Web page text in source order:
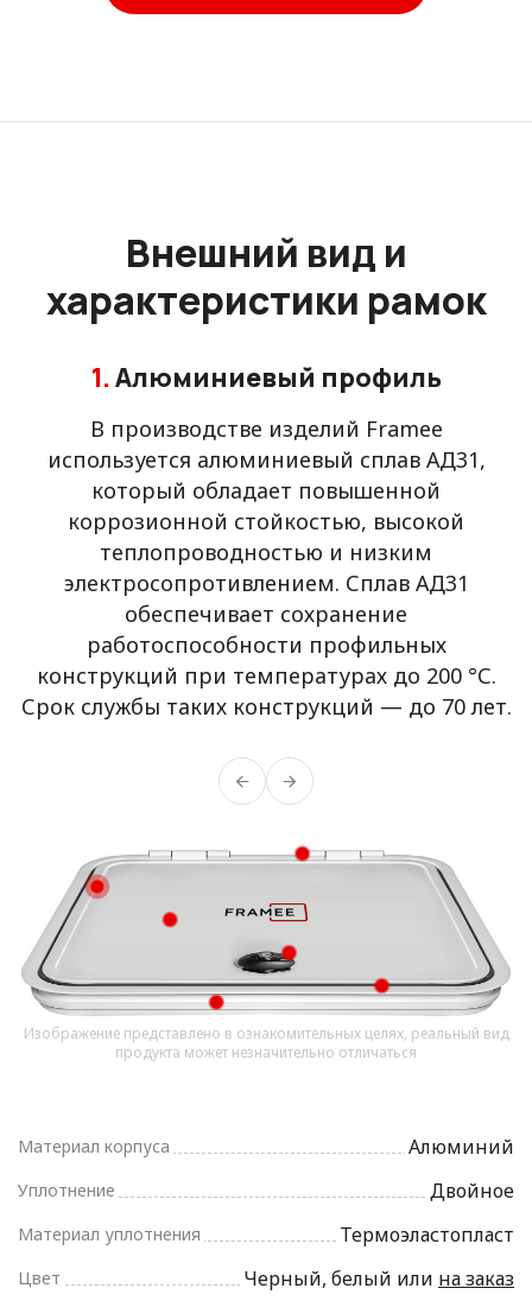
Внешний вид и
характеристики рамок
1.Алюминиевый профиль
В производстве изделий Framee
используется алюминиевый сплав АД31,
который обладает повышенной
коррозионной стойкостью, высокой
теплопроводностью и низким
электросопротивлением. Сплав АД31
обеспечивает сохранение
работоспособности профильных
конструкций при температурах до 200 °С.
Срок службы таких конструкций — до 70 лет.
Изображение представлено в ознакомительных целях, реальный вид
продукта может незначительно отличаться
Материал корпуса Алюминий
Уплотнение Двойное
Материал уплотнения Термоэластопласт
Цвет Черный, белый или на заказ